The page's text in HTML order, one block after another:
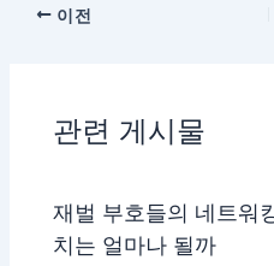
이전
관련 게시물
재벌 부호들의 네트워
치는 얼마나 될까